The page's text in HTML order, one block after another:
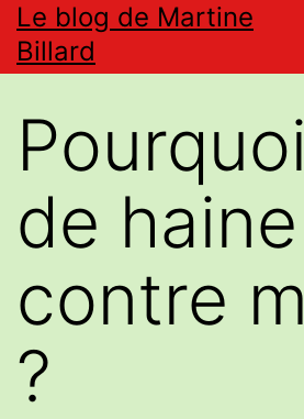
Aller
au
Le blog de Martine
Billard
de haine
contre
?